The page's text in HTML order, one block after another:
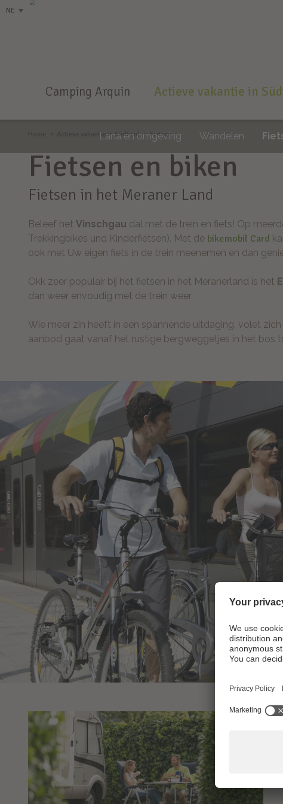
NE
Camping Arquin Actieve vakantie in
Lana en omgeving Wandelen
Actieve vakantie in Südtirol Fietsen
Fietsen en biken
Fietsen in het Meraner Land
Beleef hetVinschgau dal met de trein en fiets! Op
Trekkingbikes und Kinderfietsen). Met de bikemobil Card
ook met Uw eigen fiets in de trein meenemen en dan
Okk zeer populair bij het fietsen in het Meranerland is het
dan weer envoudig met de trein weer
Wie meer zin heeft in een spannende uitdaging, volet
aanbod gaat vanaf het rustige bergweggetjes in het bos